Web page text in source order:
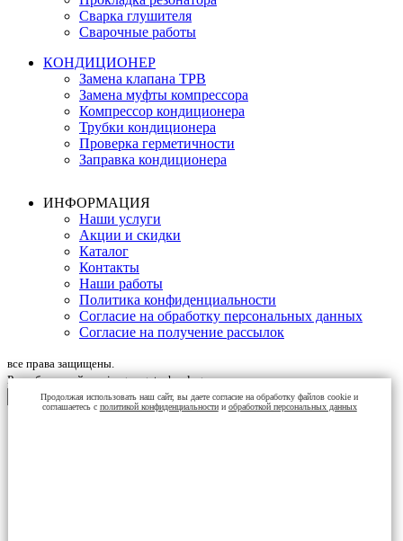
Сварка глушителя
Сварочные работы
КОНДИЦИОНЕР
Замена клапана ТРВ
Замена муфты компрессора
Компрессор кондиционера
Трубки кондиционера
Проверка герметичности
Заправка кондиционера
ИНФОРМАЦИЯ
Наши услуги
Акции и скидки
Каталог
Контакты
Наши работы
Политика конфиденциальности
Согласие на обработку персональных данных
Согласие на получение рассылок
все права защищены.
Разработка сайта: nicegaragetechnology
Поиск
Продолжая использовать наш сайт, вы даете согласие на обработку файлов cookie и
соглашаетесь с политикой конфиденциальностии обработкой персональных данных